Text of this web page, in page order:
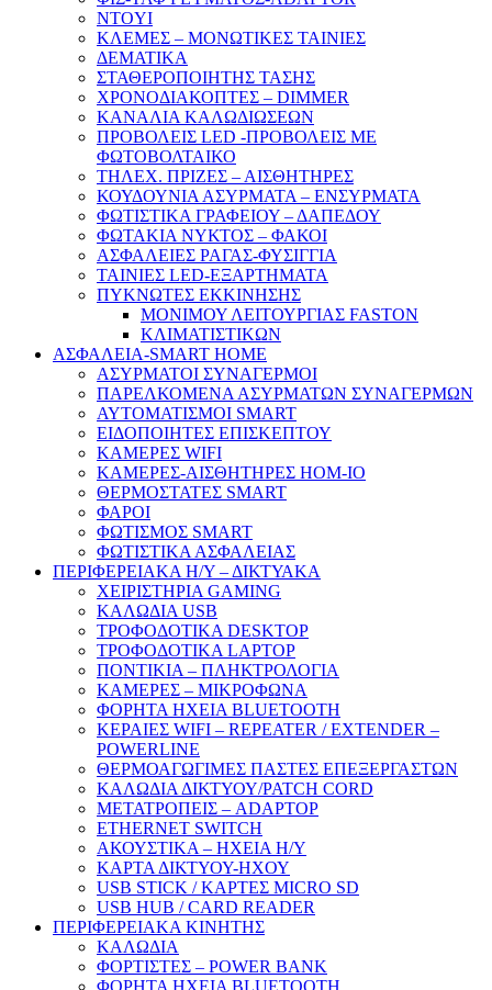
NTOYI
ΚΛΕΜΕΣ – ΜΟΝΩΤΙΚΕΣ ΤΑΙΝΙΕΣ
ΔΕΜΑΤΙΚΑ
ΣΤΑΘΕΡΟΠΟΙΗΤΗΣ ΤΑΣΗΣ
ΧΡΟΝΟΔΙΑΚΟΠΤΕΣ – DIMMER
ΚΑΝΑΛΙΑ ΚΑΛΩΔΙΩΣΕΩΝ
ΠΡΟΒΟΛΕΙΣ LED -ΠΡΟΒΟΛΕΙΣ ΜΕ
ΦΩΤΟΒΟΛΤΑΙΚΟ
ΤΗΛΕΧ. ΠΡΙΖΕΣ – ΑΙΣΘΗΤΗΡΕΣ
ΚΟΥΔΟΥΝΙΑ ΑΣΥΡΜΑΤΑ – ΕΝΣΥΡΜΑΤΑ
ΦΩΤΙΣΤΙΚΑ ΓΡΑΦΕΙΟΥ – ΔΑΠΕΔΟΥ
ΦΩΤΑΚΙΑ ΝΥΚΤΟΣ – ΦΑΚΟΙ
ΑΣΦΑΛΕΙΕΣ ΡΑΓΑΣ-ΦΥΣΙΓΓΙΑ
ΤΑΙΝΙΕΣ LED-ΕΞΑΡΤΗΜΑΤΑ
ΠΥΚΝΩΤΕΣ ΕΚΚΙΝΗΣΗΣ
ΜΟΝΙΜΟΥ ΛΕΙΤΟΥΡΓΙΑΣ FASTON
ΚΛΙΜΑΤΙΣΤΙΚΩΝ
ΑΣΦΑΛΕΙΑ-SMART HOME
ΑΣΥΡΜΑΤΟΙ ΣΥΝΑΓΕΡΜΟΙ
ΠΑΡΕΛΚΟΜΕΝΑ ΑΣΥΡΜΑΤΩΝ ΣΥΝΑΓΕΡΜΩΝ
ΑΥΤΟΜΑΤΙΣΜΟΙ SMART
ΕΙΔΟΠΟΙΗΤΕΣ ΕΠΙΣΚΕΠΤΟΥ
ΚΑΜΕΡΕΣ WIFI
ΚΑΜΕΡΕΣ-ΑΙΣΘΗΤΗΡΕΣ ΗΟΜ-ΙΟ
ΘΕΡΜΟΣΤΑΤΕΣ SMART
ΦΑΡΟΙ
ΦΩΤΙΣΜΟΣ SMART
ΦΩΤΙΣΤΙΚΑ ΑΣΦΑΛΕΙΑΣ
ΠΕΡΙΦΕΡΕΙΑΚΑ Η/Υ – ΔΙΚΤΥΑΚΑ
ΧΕΙΡΙΣΤΗΡΙΑ GAMING
ΚΑΛΩΔΙΑ USB
ΤΡΟΦΟΔΟΤΙΚΑ DESKTOP
ΤΡΟΦΟΔΟΤΙΚΑ LAPTOP
ΠΟΝΤΙΚΙΑ – ΠΛΗΚΤΡΟΛΟΓΙΑ
ΚΑΜΕΡΕΣ – ΜΙΚΡΟΦΩΝΑ
ΦΟΡΗΤΑ ΗΧΕΙΑ BLUETOOTH
ΚΕΡΑΙΕΣ WIFI – REPEATER / EXTENDER –
POWERLINE
ΘΕΡΜΟΑΓΩΓΙΜΕΣ ΠΑΣΤΕΣ ΕΠΕΞΕΡΓΑΣΤΩΝ
ΚΑΛΩΔΙΑ ΔΙΚΤΥΟΥ/PATCH CORD
ΜΕΤΑΤΡΟΠΕΙΣ – ADAPTOP
ETHERNET SWITCH
ΑΚΟΥΣΤΙΚΑ – ΗΧΕΙΑ H/Y
ΚΑΡΤΑ ΔΙΚΤΥΟΥ-ΗΧΟΥ
USB STICK / ΚΑΡΤΕΣ MICRO SD
USB HUB / CARD READER
ΠΕΡΙΦΕΡΕΙΑΚΑ ΚΙΝΗΤΗΣ
ΚΑΛΩΔΙΑ
ΦΟΡΤΙΣΤΕΣ – POWER BANK
ΦΟΡΗΤΑ ΗΧΕΙΑ BLUETOOTH